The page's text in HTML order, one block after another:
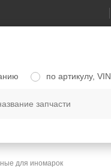
по артикулу, VIN
для иномарок